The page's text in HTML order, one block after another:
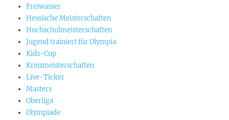
Freiwasser
Hessische Meisterschaften
Hochschulmeisterschaften
Jugend trainiert für Olympia
Kids-Cup
Kreismeisterschaften
Live-Ticker
Masters
Oberliga
Olympiade